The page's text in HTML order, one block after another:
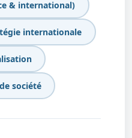
& international)
internationale
société